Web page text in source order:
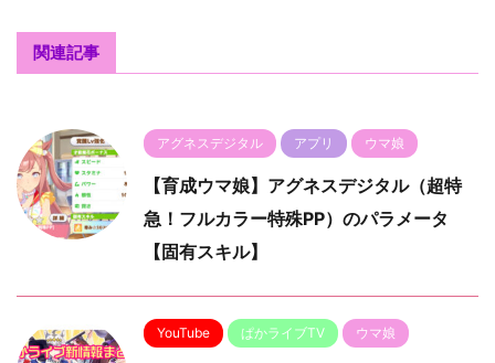
関連記事
アグネスデジタル アプリ ウマ娘
【育成ウマ娘】アグネスデジタル（超特
急！フルカラー特殊PP）のパラメータ
【固有スキル】
YouTube ぱかライブTV ウマ娘